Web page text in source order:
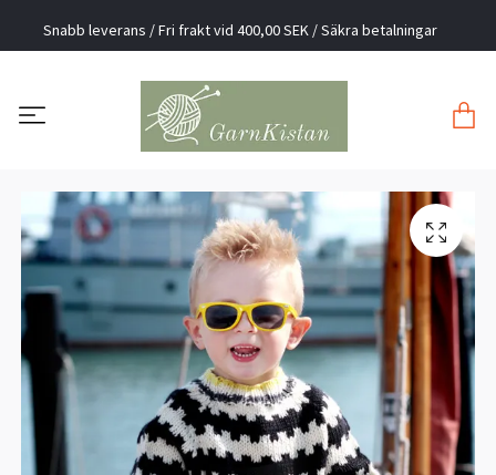
Snabb leverans / Fri frakt vid 400,00 SEK / Säkra betalningar